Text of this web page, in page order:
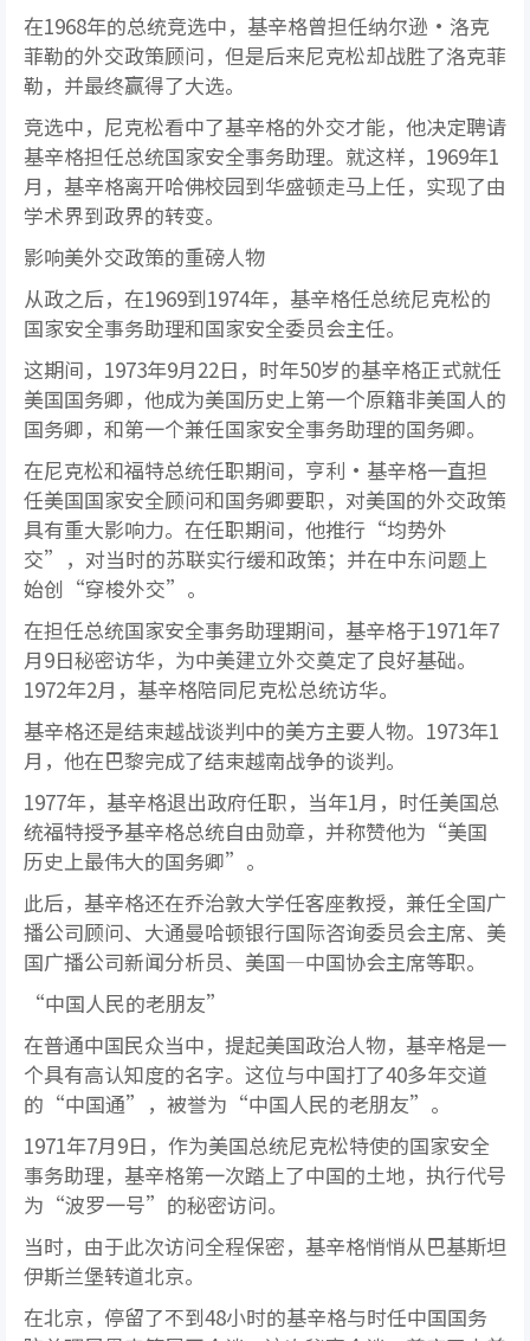
在1968年的总统竞选中，基辛格曾担任纳尔逊•洛克
菲勒的外交政策顾问，但是后来尼克松却战胜了洛克菲
勒，并最终赢得了大选。
竞选中，尼克松看中了基辛格的外交才能，他决定聘请
基辛格担任总统国家安全事务助理。就这样，1969年1
月，基辛格离开哈佛校园到华盛顿走马上任，实现了由
学术界到政界的转变。
影响美外交政策的重磅人物
从政之后，在1969到1974年，基辛格任总统尼克松的
国家安全事务助理和国家安全委员会主任。
这期间，1973年9月22日，时年50岁的基辛格正式就任
美国国务卿，他成为美国历史上第一个原籍非美国人的
国务卿，和第一个兼任国家安全事务助理的国务卿。
在尼克松和福特总统任职期间，亨利•基辛格一直担
任美国国家安全顾问和国务卿要职，对美国的外交政策
具有重大影响力。在任职期间，他推行“均势外
交”，对当时的苏联实行缓和政策；并在中东问题上
始创“穿梭外交”。
在担任总统国家安全事务助理期间，基辛格于1971年7
月9日秘密访华，为中美建立外交奠定了良好基础。
1972年2月，基辛格陪同尼克松总统访华。
基辛格还是结束越战谈判中的美方主要人物。1973年1
月，他在巴黎完成了结束越南战争的谈判。
1977年，基辛格退出政府任职，当年1月，时任美国总
统福特授予基辛格总统自由勋章，并称赞他为“美国
历史上最伟大的国务卿”。
此后，基辛格还在乔治敦大学任客座教授，兼任全国广
播公司顾问、大通曼哈顿银行国际咨询委员会主席、美
国广播公司新闻分析员、美国—中国协会主席等职。
“中国人民的老朋友”
在普通中国民众当中，提起美国政治人物，基辛格是一
个具有高认知度的名字。这位与中国打了40多年交道
的“中国通”，被誉为“中国人民的老朋友”。
1971年7月9日，作为美国总统尼克松特使的国家安全
事务助理，基辛格第一次踏上了中国的土地，执行代号
为“波罗一号”的秘密访问。
当时，由于此次访问全程保密，基辛格悄悄从巴基斯坦
伊斯兰堡转道北京。
在北京，停留了不到48小时的基辛格与时任中国国务